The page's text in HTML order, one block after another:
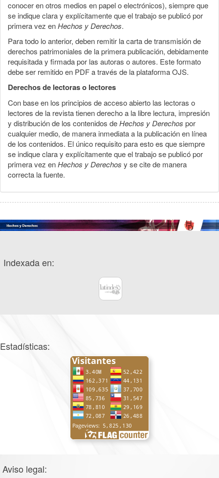
conocer en otros medios en papel o electrónicos), siempre que
se indique clara y explícitamente que el trabajo se publicó por
primera vez enHechos y Derechos.
Para todo lo anterior, deben remitir la carta de transmisión de
derechos patrimoniales de la primera publicación, debidamente
requisitada y firmada por las autoras o autores. Este formato
debe ser remitido en PDF a través de la plataforma OJS.
Derechos de lectoras o lectores
Con base en los principios de acceso abierto las lectoras o
lectores de la revista tienen derecho a la libre lectura, impresión
y distribución de los contenidos deHechos y Derechos por
cualquier medio, de manera inmediata a la publicación en línea
de los contenidos. El único requisito para esto es que siempre
se indique clara y explícitamente que el trabajo se publicó por
primera vez enHechos y Derechos y se cite de manera
correcta la fuente.
Indexada en:
Estadísticas:
Aviso legal: